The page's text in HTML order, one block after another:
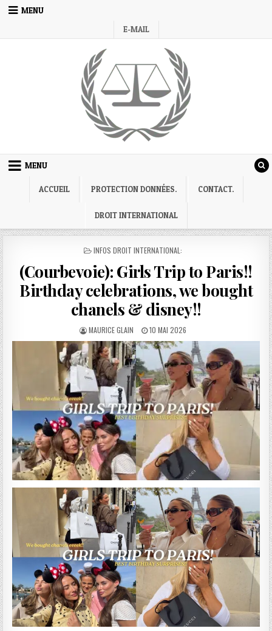
Skip
MENU
E-MAIL
MENU
ACCUEIL PROTECTION DONNÉES. CONTACT.
DROIT INTERNATIONAL
POSTED
INFOS DROIT INTERNATIONAL:
(Courbevoie): Girls Trip to Paris!!
Birthday celebrations, we bought
chanels & disney!!
AUTHOR:
MAURICE GLAIN
PUBLISHED
DATE:
10 MAI 2026